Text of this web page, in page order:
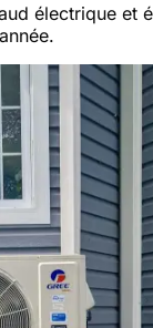
électrique et